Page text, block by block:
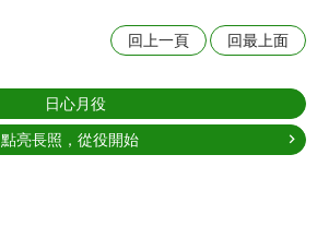
回上一頁 回最上面
日心月役
點亮長照，從役開始